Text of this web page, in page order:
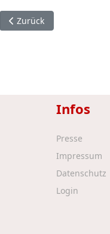
Vorheriger Beitrag:
Zurück
Infos
Presse
Impressum
Datenschutz
Login